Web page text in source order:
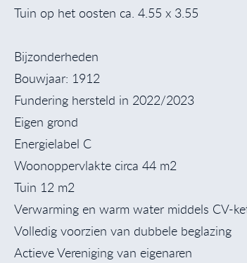
Tuin op het oosten ca. 4.55 x 3.55
Bijzonderheden
Bouwjaar: 1912
Fundering hersteld in 2022/2023
Eigen grond
Energielabel C
Woonoppervlakte circa 44 m2
Tuin 12 m2
Verwarming en warm water middels CV-
Volledig voorzien van dubbele beglazing
Actieve Vereniging van eigenaren